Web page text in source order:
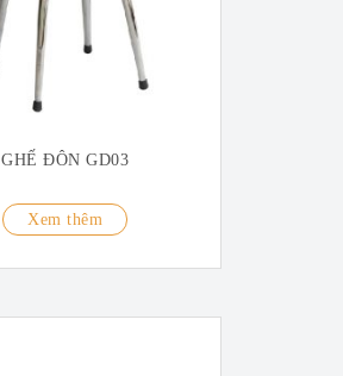
GHẾ ĐÔN GD03
Xem thêm